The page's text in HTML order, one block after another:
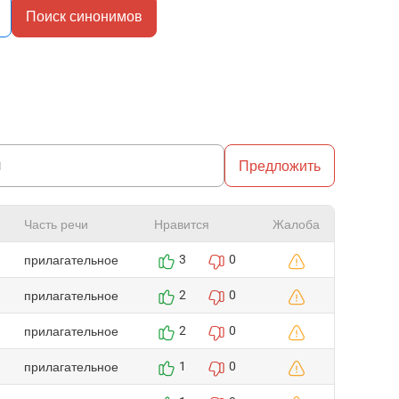
Поиск синонимов
Предложить
Часть речи Нравится
Жалоба
прилагательное
3 0
прилагательное 2 0
прилагательное 2 0
прилагательное 1 0